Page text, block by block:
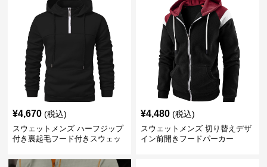
¥4,670 (税込)
スウェットメンズ ハーフジップ
付き裏起毛フード付きスウェッ
¥4,480 (税込)
スウェットメンズ 切り替えデザ
イン前開きフードパーカー